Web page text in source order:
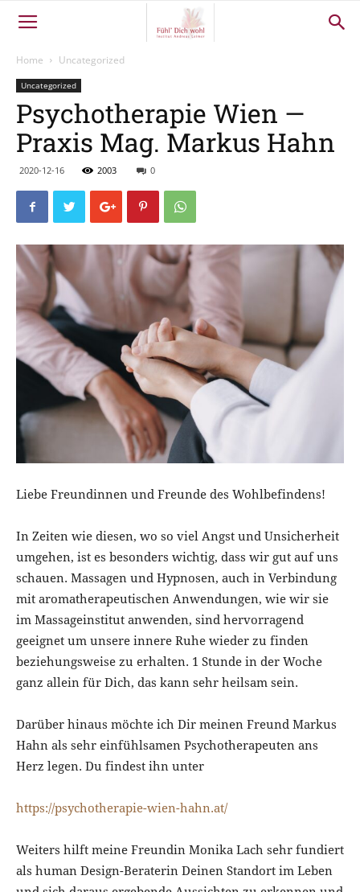
Home Uncategorized
Uncategorized
Psychotherapie Wien —
Praxis Mag. Markus Hahn
2020-12-16 2003 0
Liebe Freundinnen und Freunde des Wohlbefindens!
In Zeiten wie diesen, wo so viel Angst und Unsicherheit
umgehen, ist es besonders wichtig, dass wir gut auf uns
schauen. Massagen und Hypnosen, auch in Verbindung
mit aromatherapeutischen Anwendungen, wie wir sie
im Massageinstitut anwenden, sind hervorragend
geeignet um unsere innere Ruhe wieder zu finden
beziehungsweise zu erhalten. 1 Stunde in der Woche
ganz allein für Dich, das kann sehr heilsam sein.
Darüber hinaus möchte ich Dir meinen Freund Markus
Hahn als sehr einfühlsamen Psychotherapeuten ans
Herz legen. Du findest ihn unter
https://psychotherapie-wien-hahn.at/
Weiters hilft meine Freundin Monika Lach sehr fundiert
als human Design-Beraterin Deinen Standort im Leben